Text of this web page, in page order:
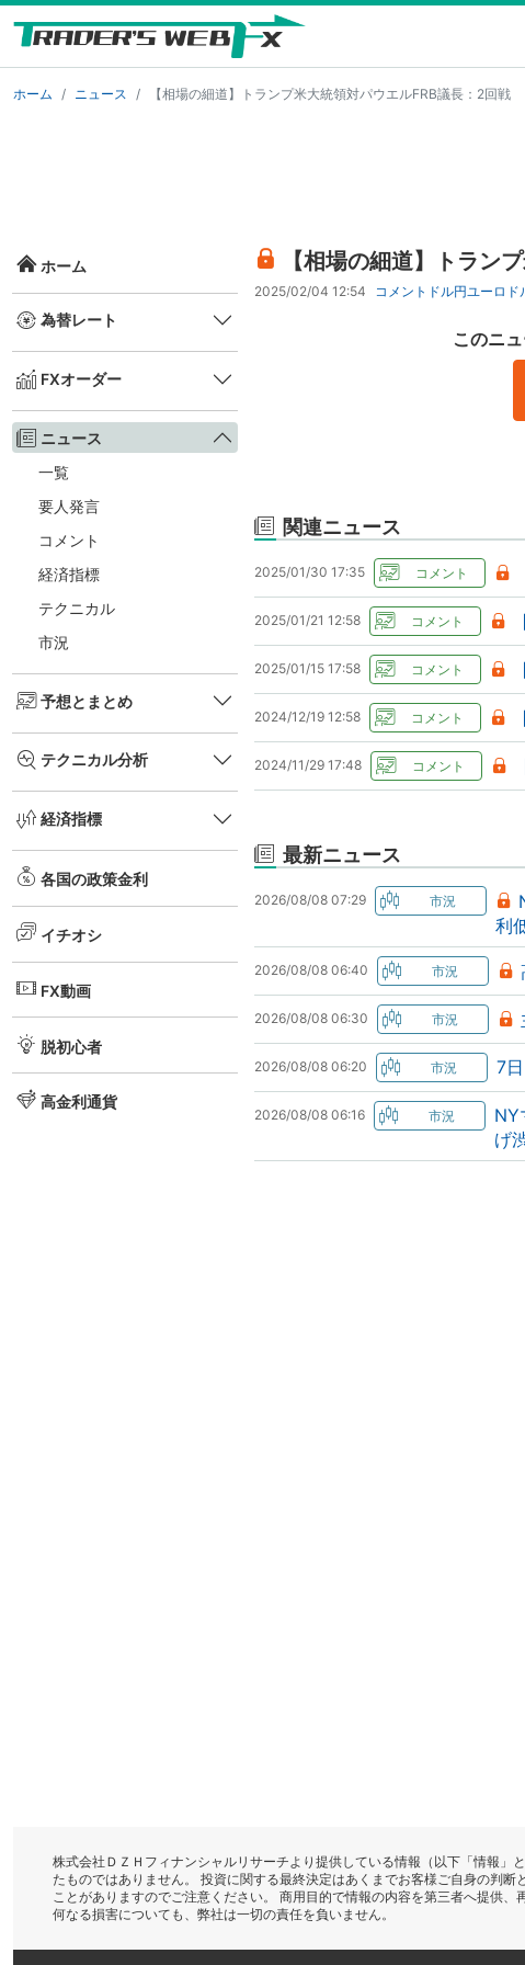
ホーム ニュース 【相場の細道】トランプ米大統領対パウエルFRB議長：2回戦
ホーム
為替レート
FXオーダー
ニュース
一覧
要人発言
コメント
経済指標
テクニカル
市況
予想とまとめ
テクニカル分析
経済指標
各国の政策金利
イチオシ
FX動画
脱初心者
高金利通貨
【相場の細道】トラン
2025/02/04 12:54 コメント ドル円ユーロド
このニ
関連ニュース
2025/01/30 17:35
2025/01/21 12:58
2025/01/15 17:58
2024/12/19 12:58
2024/11/29 17:48
最新ニュース
2026/08/08 07:29
利
2026/08/08 06:40
2026/08/08 06:30
2026/08/08 06:20 7
2026/08/08 06:16
NY
げ
株式会社ＤＺＨフィナンシャルリサーチより提供している情報（以下「情報
たものではありません。 投資に関する最終決定はあくまでお客様ご自身の判
ことがありますのでご注意ください。 商用目的で情報の内容を第三者へ提供
何なる損害についても、弊社は一切の責任を負いません。